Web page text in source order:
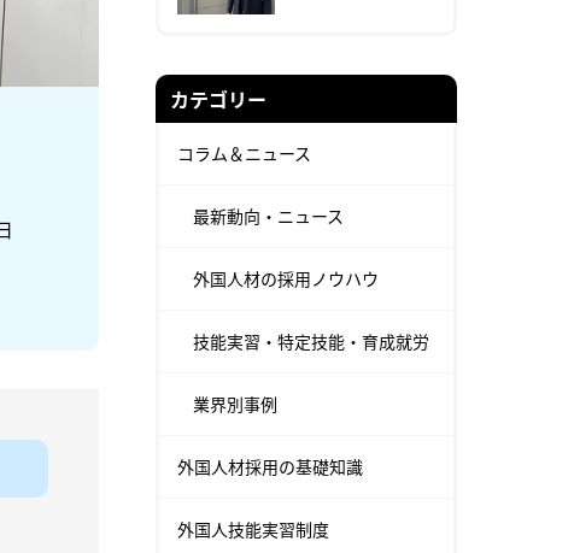
カテゴリー
コラム＆ニュース
最新動向・ニュース
外国人材の採用ノウハウ
技能実習・特定技能・育成就労
業界別事例
外国人材採用の基礎知識
外国人技能実習制度